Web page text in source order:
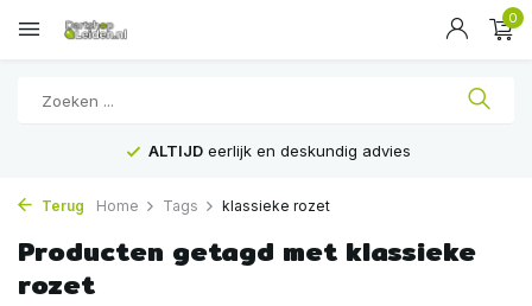
0
ALTIJD eerlijk en deskundig advies
Terug Home Tags klassieke rozet
Producten getagd met klassieke
rozet